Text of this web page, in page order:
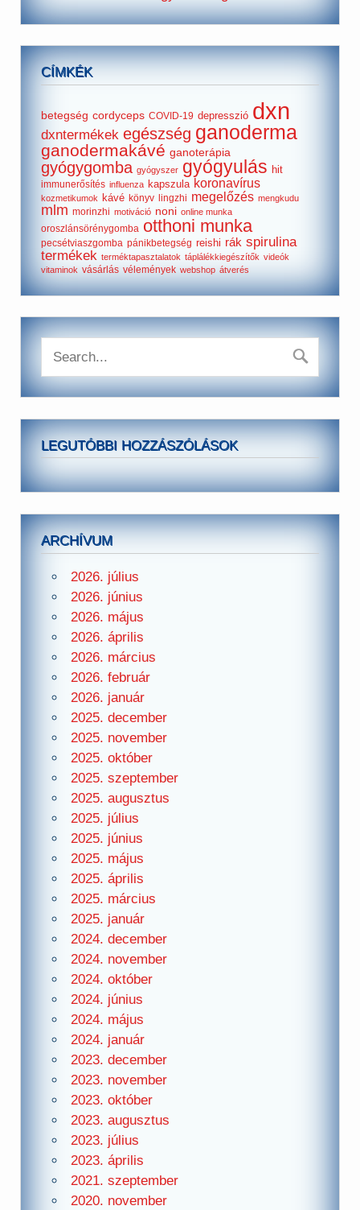
CÍMKÉK
betegség cordyceps COVID-19 depresszió dxn
dxntermékek egészség ganoderma
ganodermakávé ganoterápia
gyógygomba gyógyszer gyógyulás hit
immunerősítés influenza kapszula koronavírus
kozmetikumok kávé könyv lingzhi megelőzés mengkudu
mlm morinzhi motiváció noni online munka
oroszlánsörénygomba otthoni munka
pecsétviaszgomba pánikbetegség reishi rák spirulina
termékek terméktapasztalatok táplálékkiegészítők videók
vitaminok vásárlás vélemények webshop átverés
LEGUTÓBBI HOZZÁSZÓLÁSOK
ARCHÍVUM
2026. július
2026. június
2026. május
2026. április
2026. március
2026. február
2026. január
2025. december
2025. november
2025. október
2025. szeptember
2025. augusztus
2025. július
2025. június
2025. május
2025. április
2025. március
2025. január
2024. december
2024. november
2024. október
2024. június
2024. május
2024. január
2023. december
2023. november
2023. október
2023. augusztus
2023. július
2023. április
2021. szeptember
2020. november